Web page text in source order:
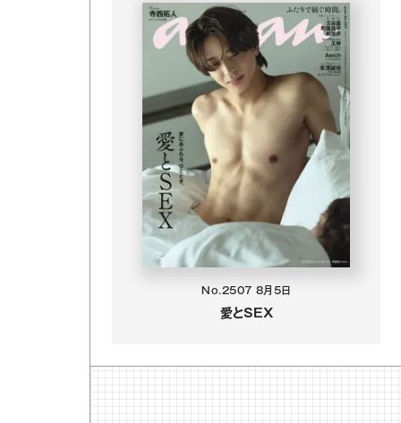
No.2507 8月5日
愛とSEX